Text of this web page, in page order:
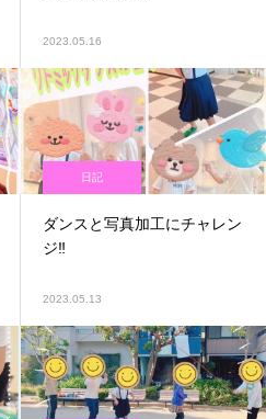
2023.05.16
日記
ダンスと写真加工にチャレン
ジ‼️
2023.05.13